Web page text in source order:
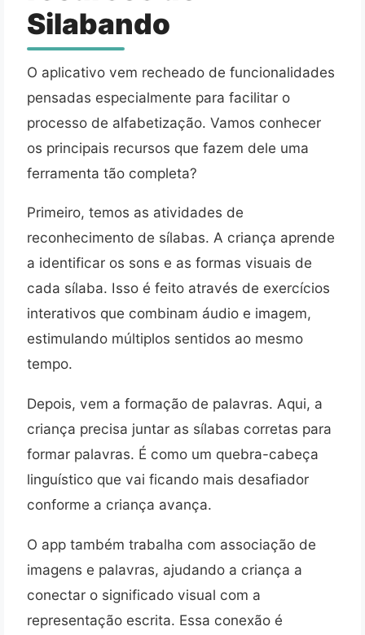
Silabando
O aplicativo vem recheado de funcionalidades
pensadas especialmente para facilitar o
processo de alfabetização. Vamos conhecer
os principais recursos que fazem dele uma
ferramenta tão completa?
Primeiro, temos as atividades de
reconhecimento de sílabas. A criança aprende
a identificar os sons e as formas visuais de
cada sílaba. Isso é feito através de exercícios
interativos que combinam áudio e imagem,
estimulando múltiplos sentidos ao mesmo
tempo.
Depois, vem a formação de palavras. Aqui, a
criança precisa juntar as sílabas corretas para
formar palavras. É como um quebra-cabeça
linguístico que vai ficando mais desafiador
conforme a criança avança.
O app também trabalha com associação de
imagens e palavras, ajudando a criança a
conectar o significado visual com a
representação escrita. Essa conexão é